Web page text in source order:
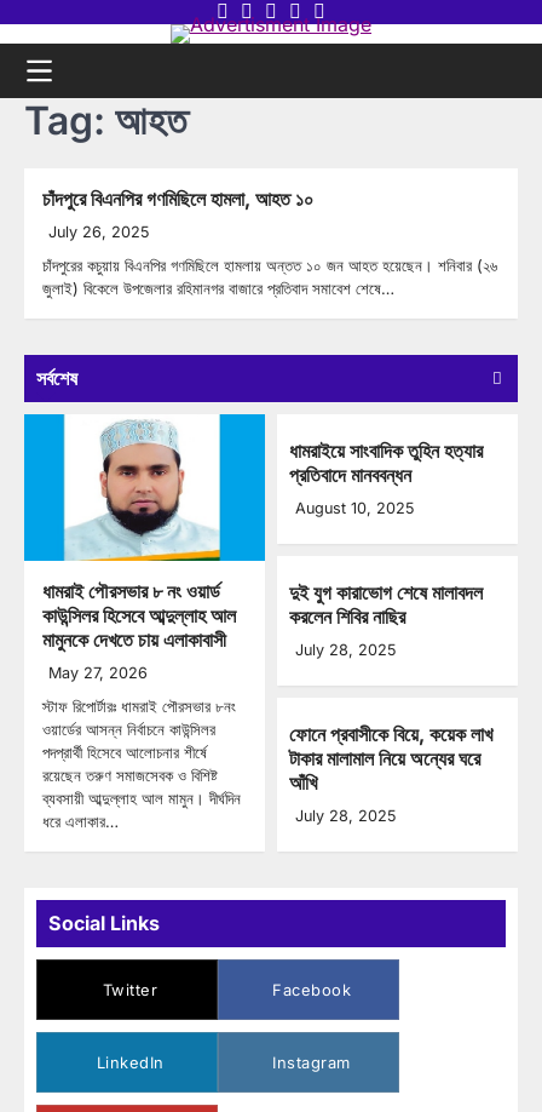
to
content
Twitter
Facebook
LinkedIn
Instagram
youtube
Tag: আহত
চাঁদপুরে বিএনপির গণমিছিলে হামলা, আহত ১০
July 26, 2025
চাঁদপুরের কচুয়ায় বিএনপির গণমিছিলে হামলায় অন্তত ১০ জন আহত হয়েছেন। শনিবার (২৬
জুলাই) বিকেলে উপজেলার রহিমানগর বাজারে প্রতিবাদ সমাবেশ শেষে…
সর্বশেষ
ধামরাই পৌরসভার ৮ নং ওয়ার্ড
কাউন্সিলর হিসেবে আব্দুল্লাহ আল
মামুনকে দেখতে চায় এলাকাবাসী
May 27, 2026
স্টাফ রিপোর্টারঃ ধামরাই পৌরসভার ৮নং
ওয়ার্ডের আসন্ন নির্বাচনে কাউন্সিলর
পদপ্রার্থী হিসেবে আলোচনার শীর্ষে
রয়েছেন তরুণ সমাজসেবক ও বিশিষ্ট
ব্যবসায়ী আব্দুল্লাহ আল মামুন। দীর্ঘদিন
ধরে এলাকার…
ধামরাইয়ে সাংবাদিক তুহিন হত্যার
প্রতিবাদে মানববন্ধন
August 10, 2025
দুই যুগ কারাভোগ শেষে মালাবদল
করলেন শিবির নাছির
July 28, 2025
ফোনে প্রবাসীকে বিয়ে, কয়েক লাখ
টাকার মালামাল নিয়ে অন্যের ঘরে
আঁখি
July 28, 2025
Social Links
Twitter Facebook
LinkedIn Instagram